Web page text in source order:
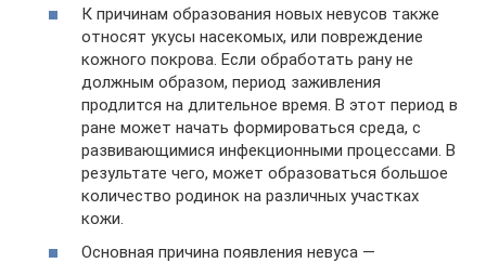
К причинам образования новых невусов также
относят укусы насекомых, или повреждение
кожного покрова. Если обработать рану не
должным образом, период заживления
продлится на длительное время. В этот период в
ране может начать формироваться среда, с
развивающимися инфекционными процессами. В
результате чего, может образоваться большое
количество родинок на различных участках
кожи.
Основная причина появления невуса —